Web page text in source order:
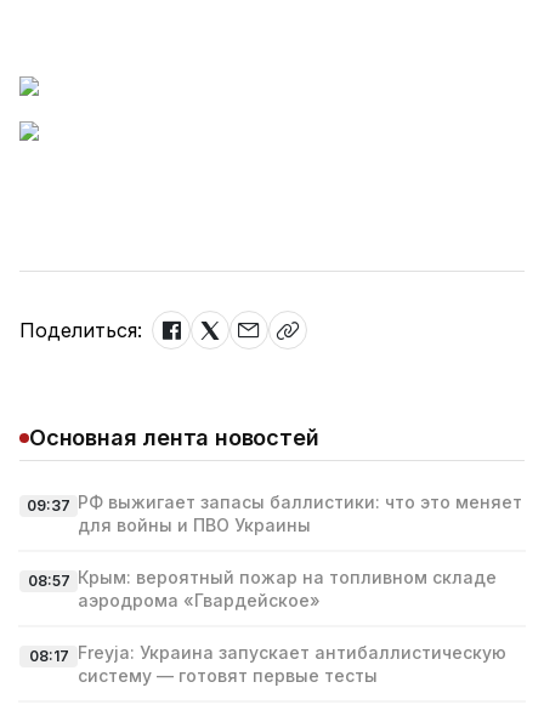
Поделиться:
Основная лента новостей
09:37 РФ выжигает запасы баллистики: что это меняет
для войны и ПВО Украины
08:57 Крым: вероятный пожар на топливном складе
аэродрома «Гвардейское»
08:17 Freyja: Украина запускает антибаллистическую
систему — готовят первые тесты